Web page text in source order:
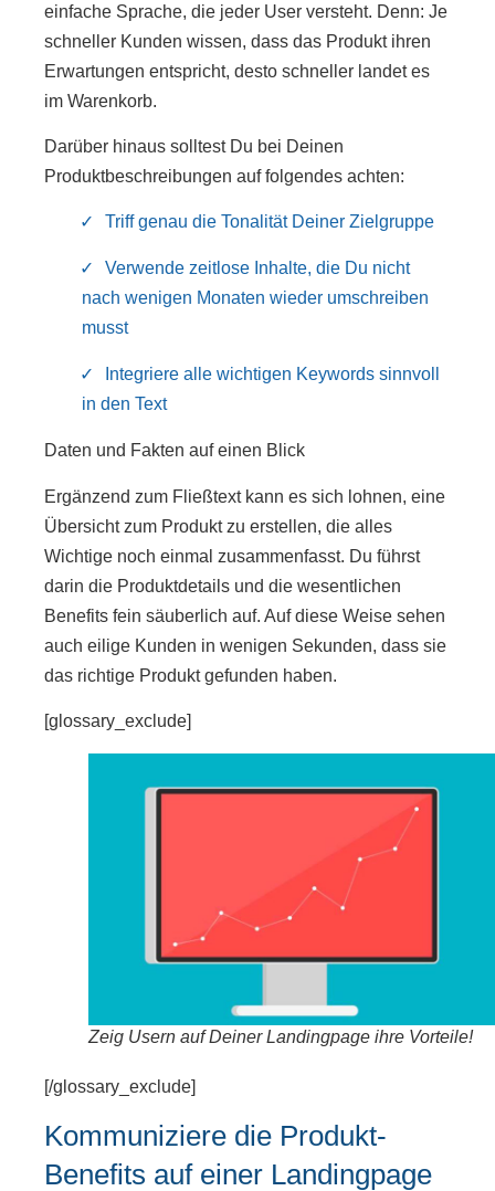
einfache Sprache, die jeder User versteht. Denn: Je
schneller Kunden wissen, dass das Produkt ihren
Erwartungen entspricht, desto schneller landet es
im Warenkorb.
Darüber hinaus solltest Du bei Deinen
Produktbeschreibungen auf folgendes achten:
Triff genau die Tonalität Deiner Zielgruppe
Verwende zeitlose Inhalte, die Du nicht
nach wenigen Monaten wieder umschreiben
musst
Integriere alle wichtigen Keywords sinnvoll
in den Text
Daten und Fakten auf einen Blick
Ergänzend zum Fließtext kann es sich lohnen, eine
Übersicht zum Produkt zu erstellen, die alles
Wichtige noch einmal zusammenfasst. Du führst
darin die Produktdetails und die wesentlichen
Benefits fein säuberlich auf. Auf diese Weise sehen
auch eilige Kunden in wenigen Sekunden, dass sie
das richtige Produkt gefunden haben.
[glossary_exclude]
Zeig Usern auf Deiner Landingpage ihre Vorteile!
[/glossary_exclude]
Kommuniziere die Produkt-
Benefits auf einer Landingpage